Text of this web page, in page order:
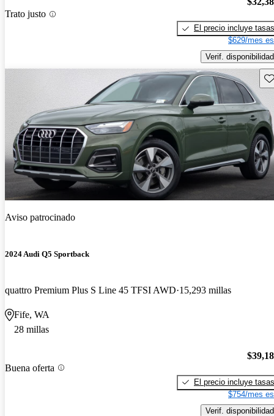
Trato justo
El precio incluye tasas
$629/mes
Verif. disponibilidad
Aviso patrocinado
2024 Audi Q5 Sportback
quattro Premium Plus S Line 45 TFSI AWD 15,293 millas
Fife, WA
28 millas
Buena oferta
El precio incluye tasas
$754/mes
Verif. disponibilidad